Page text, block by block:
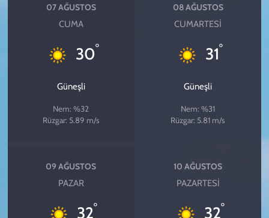
07 AĞUSTOS
CUMA
30°
Güneşli
Nem: %32
Rüzgar: 5.89 m/s
08 AĞUSTOS
CUMARTESI
31°
Güneşli
Nem: %31
Rüzgar: 5.81 m/s
09 AĞUSTOS
PAZAR
32°
10 AĞUSTOS
PAZARTESI
32°